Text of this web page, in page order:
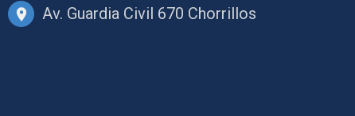
Av. Guardia Civil 670 Chorrillos